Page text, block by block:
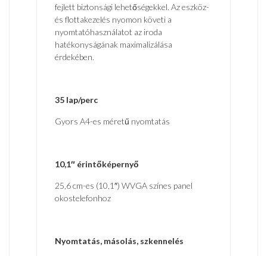
fejlett biztonsági lehetőségekkel. Az eszköz-
és flottakezelés nyomon követi a
nyomtatóhasználatot az iroda
hatékonyságának maximalizálása
érdekében.
35 lap/perc
Gyors A4-es méretű nyomtatás
10,1″ érintőképernyő
25,6 cm-es (10,1″) WVGA színes panel
okostelefonhoz
Nyomtatás, másolás, szkennelés